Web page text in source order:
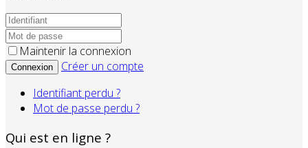
Maintenir la connexion
Connexion
Créer un compte
Identifiant perdu ?
Mot de passe perdu ?
Qui est en ligne ?